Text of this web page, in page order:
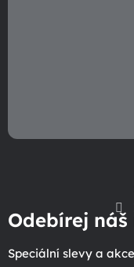
Odebírej
Speciální slevy a akce